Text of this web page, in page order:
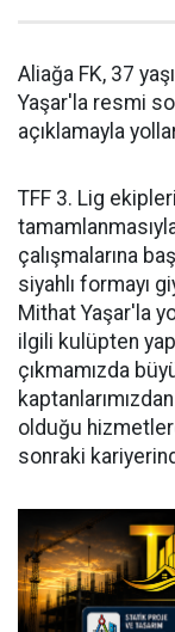
Aliağa FK, 37
Yaşar'la resmi
açıklamayla
TFF 3. Lig
çalışmalarına
siyahlı formayı
Mithat Yaşar'la
ilgili kulüpten
çıkmamızda
olduğu
sonraki